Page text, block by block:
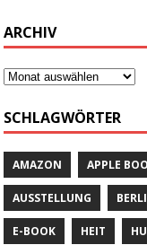
ARCHIV
SCHLAGWÖRTER
AMAZON APPLE
AUSSTELLUNG
E-BOOK HEIT